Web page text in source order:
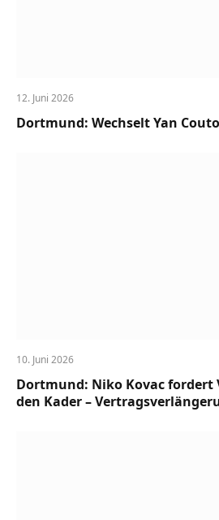
12. Juni 2026
Dortmund: Wechselt Yan
10. Juni 2026
Dortmund: Niko Kovac
den Kader –